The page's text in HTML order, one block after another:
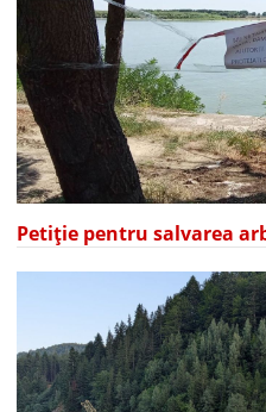
Petiție pentru salvarea